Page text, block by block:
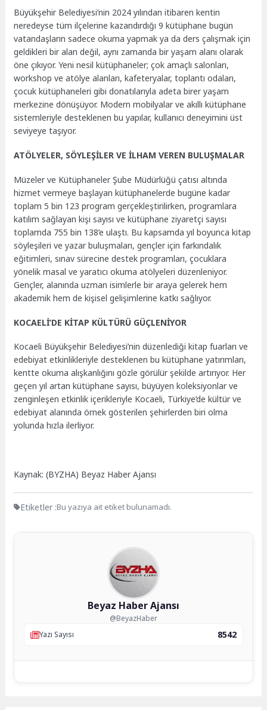
Büyükşehir Belediyesi’nin 2024 yılından itibaren kentin
neredeyse tüm ilçelerine kazandırdığı 9 kütüphane bugün
vatandaşların sadece okuma yapmak ya da ders çalışmak için
geldikleri bir alan değil, aynı zamanda bir yaşam alanı olarak
öne çıkıyor. Yeni nesil kütüphaneler; çok amaçlı salonları,
workshop ve atölye alanları, kafeteryalar, toplantı odaları,
çocuk kütüphaneleri gibi donatılarıyla adeta birer yaşam
merkezine dönüşüyor. Modern mobilyalar ve akıllı kütüphane
sistemleriyle desteklenen bu yapılar, kullanıcı deneyimini üst
seviyeye taşıyor.
ATÖLYELER, SÖYLEŞİLER VE İLHAM VEREN BULUŞMALAR
Müzeler ve Kütüphaneler Şube Müdürlüğü çatısı altında
hizmet vermeye başlayan kütüphanelerde bugüne kadar
toplam 5 bin 123 program gerçekleştirilirken, programlara
katılım sağlayan kişi sayısı ve kütüphane ziyaretçi sayısı
toplamda 755 bin 138’e ulaştı. Bu kapsamda yıl boyunca kitap
söyleşileri ve yazar buluşmaları, gençler için farkındalık
eğitimleri, sınav sürecine destek programları, çocuklara
yönelik masal ve yaratıcı okuma atölyeleri düzenleniyor.
Gençler, alanında uzman isimlerle bir araya gelerek hem
akademik hem de kişisel gelişimlerine katkı sağlıyor.
KOCAELİ’DE KİTAP KÜLTÜRÜ GÜÇLENİYOR
Kocaeli Büyükşehir Belediyesi’nin düzenlediği kitap fuarları ve
edebiyat etkinlikleriyle desteklenen bu kütüphane yatırımları,
kentte okuma alışkanlığını gözle görülür şekilde artırıyor. Her
geçen yıl artan kütüphane sayısı, büyüyen koleksiyonlar ve
zenginleşen etkinlik içerikleriyle Kocaeli, Türkiye’de kültür ve
edebiyat alanında örnek gösterilen şehirlerden biri olma
yolunda hızla ilerliyor.
Kaynak: (BYZHA) Beyaz Haber Ajansı
Etiketler :Bu yazıya ait etiket bulunamadı.
Beyaz Haber Ajansı
@BeyazHaber
Yazı Sayısı
8542